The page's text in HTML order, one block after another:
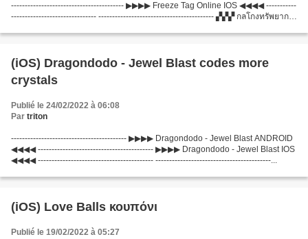
----------------------------------------- ▶▶▶▶ Freeze Tag Online IOS ◀◀◀◀ -----------
------------------------------- ------------------------------------------ ▞▞▞ กลโกงทรัพยากร
(iOS) Dragondodo - Jewel Blast codes more
crystals
Publié le 24/02/2022 à 06:08
Par triton
------------------------------------------ ▶▶▶▶ Dragondodo - Jewel Blast ANDROID
◀◀◀◀ ------------------------------------------ ▶▶▶▶ Dragondodo - Jewel Blast IOS
◀◀◀◀ ------------------------------------------ ------------------------------------------...
(iOS) Love Balls κουπόνι
Publié le 19/02/2022 à 05:27